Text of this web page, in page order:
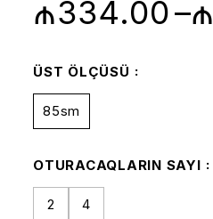
₼334.00–₼
ÜST ÖLÇÜSÜ
85sm
OTURACAQLARIN SAYI
2 4